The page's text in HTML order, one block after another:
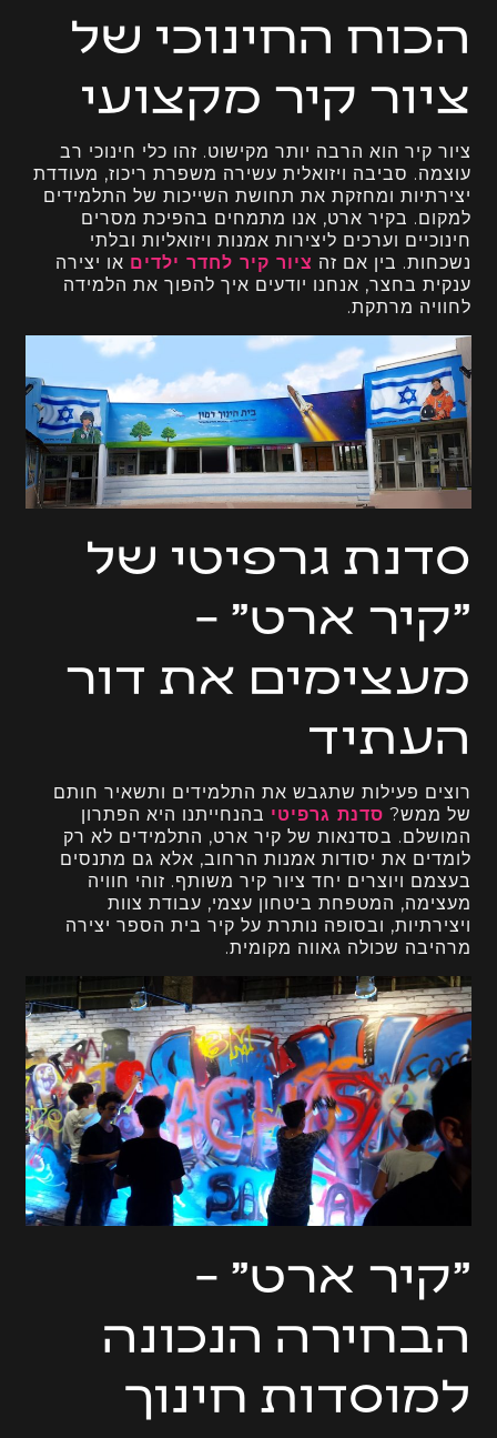
הכוח החינוכי של
ציור קיר מקצועי
ציור קיר הוא הרבה יותר מקישוט. זהו כלי חינוכי רב
עוצמה. סביבה ויזואלית עשירה משפרת ריכוז, מעודדת
יצירתיות ומחזקת את תחושת השייכות של התלמידים
למקום. בקיר ארט, אנו מתמחים בהפיכת מסרים
חינוכיים וערכים ליצירות אמנות ויזואליות ובלתי
נשכחות. בין אם זה ציור קיר לחדר ילדים או יצירה
ענקית בחצר, אנחנו יודעים איך להפוך את הלמידה
לחוויה מרתקת.
סדנת גרפיטי של
"קיר ארט" –
מעצימים את דור
העתיד
רוצים פעילות שתגבש את התלמידים ותשאיר חותם
של ממש? סדנת גרפיטי בהנחייתנו היא הפתרון
המושלם. בסדנאות של קיר ארט, התלמידים לא רק
לומדים את יסודות אמנות הרחוב, אלא גם מתנסים
בעצמם ויוצרים יחד ציור קיר משותף. זוהי חוויה
מעצימה, המטפחת ביטחון עצמי, עבודת צוות
ויצירתיות, ובסופה נותרת על קיר בית הספר יצירה
מרהיבה שכולה גאווה מקומית.
"קיר ארט" –
הבחירה הנכונה
למוסדות חינוך